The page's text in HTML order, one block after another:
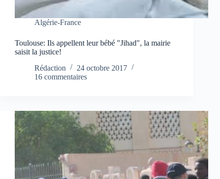
Algérie-France
Toulouse: Ils appellent leur bébé "Jihad", la mairie
saisit la justice!
Rédaction
24 octobre 2017
16 commentaires